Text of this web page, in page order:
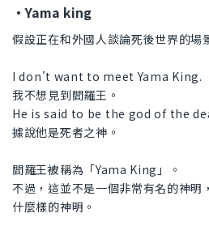
・Yama king
假設正在和外國人談論死後世界的場
I don't want to meet Yama King.
我不想見到閻羅王。
He is said to be the god of the
據說他是死者之神。
閻羅王被稱為「Yama King」。
不過，這並不是一個非常有名的神明
什麼樣的神明。